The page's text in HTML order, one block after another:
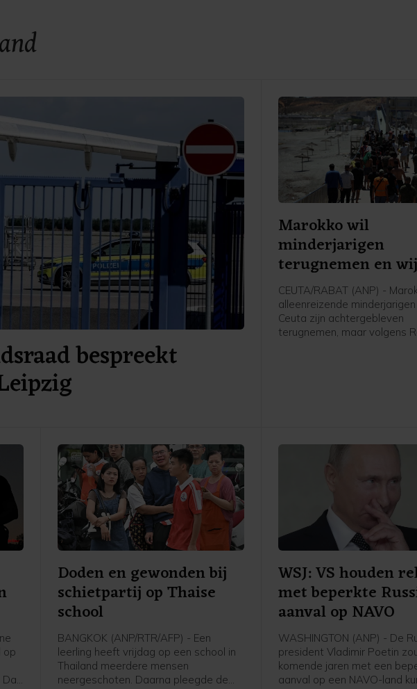
bespreekt
Marokko wil
minderjarigen
terugnemen en
problemen aan
CEUTA/RABAT (ANP) -
alleenreizende
Ceuta zijn achtergebleven
terugnemen, maar volgens
op
Dat
Doden en gewonden bij
schietpartij op Thaise
school
BANGKOK (ANP/RTR/AFP) - Een
leerling heeft vrijdag op een school in
Thailand meerdere mensen
neergeschoten. Daarna pleegde de
WSJ: VS houden
met beperkte
aanval op NAVO
WASHINGTON (ANP) - De
president Vladimir Poetin
komende jaren met een
aanval op een NAVO-land